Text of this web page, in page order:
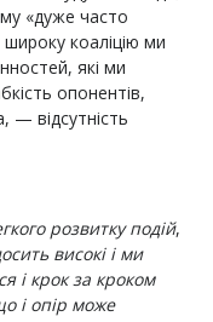
«дуже часто
коаліцію ми
які ми
опонентів,
— відсутність
розвитку подій,
високі і ми
і крок за кроком
і опір може